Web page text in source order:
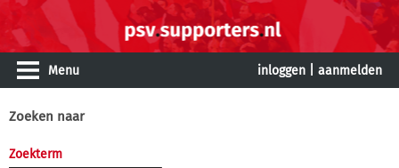
Menu inloggen aanmelden
Zoeken naar
Zoekterm